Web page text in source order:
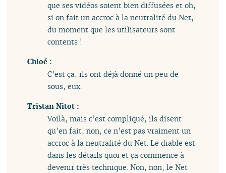
que ses vidéos soient bien diffusées et oh,
si on fait un accroc à la neutralité du Net,
du moment que les utilisateurs sont
contents !
Chloé :
C’est ça, ils ont déjà donné un peu de
sous, eux.
Tristan Nitot :
Voilà, mais c’est compliqué, ils disent
qu’en fait, non, ce n’est pas vraiment un
accroc à la neutralité du Net. Le diable est
dans les détails quoi et ça commence à
devenir très technique. Non, non, le Net